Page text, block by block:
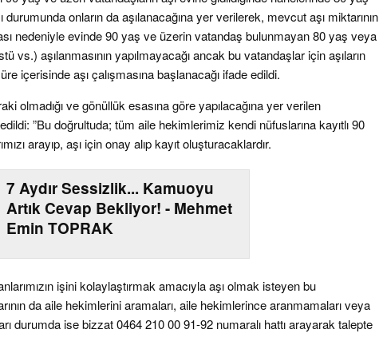
onların da aşılanacağına yer verilerek, mevcut aşı miktarının
nedeniyle evinde 90 yaş ve üzerin vatandaş bulunmayan 80 yaş veya
vs.) aşılanmasının yapılmayacağı ancak bu vatandaşlar için aşıların
içerisinde aşı çalışmasına başlanacağı ifade edildi.
olmadığı ve gönüllük esasına göre yapılacağına yer verilen
”Bu doğrultuda; tüm aile hekimlerimiz kendi nüfuslarına kayıtlı 90
arayıp, aşı için onay alıp kayıt oluşturacaklardır.
7 Aydır Sessizlik... Kamuoyu
Artık Cevap Bekliyor! - Mehmet
Emin TOPRAK
işini kolaylaştırmak amacıyla aşı olmak isteyen bu
da aile hekimlerini aramaları, aile hekimlerince aranmamaları veya
durumda ise bizzat 0464 210 00 91-92 numaralı hattı arayarak talepte